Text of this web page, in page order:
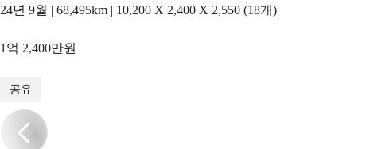
24년 9월 | 68,495km | 10,200 X 2,400 X 2,550 (18개)
1억 2,400만원
공유
/19